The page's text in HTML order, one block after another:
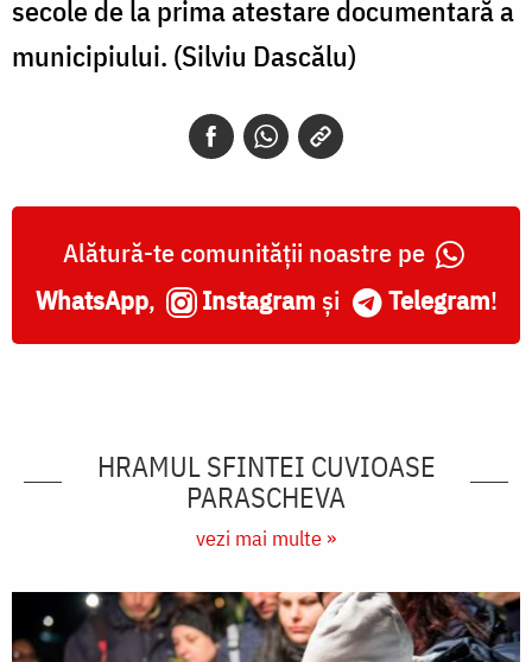
secole de la prima atestare documentară a
municipiului. (Silviu Dascălu)
Alătură-te comunității noastre pe
WhatsApp, Instagram și Telegram!
HRAMUL SFINTEI CUVIOASE
PARASCHEVA
vezi mai multe »